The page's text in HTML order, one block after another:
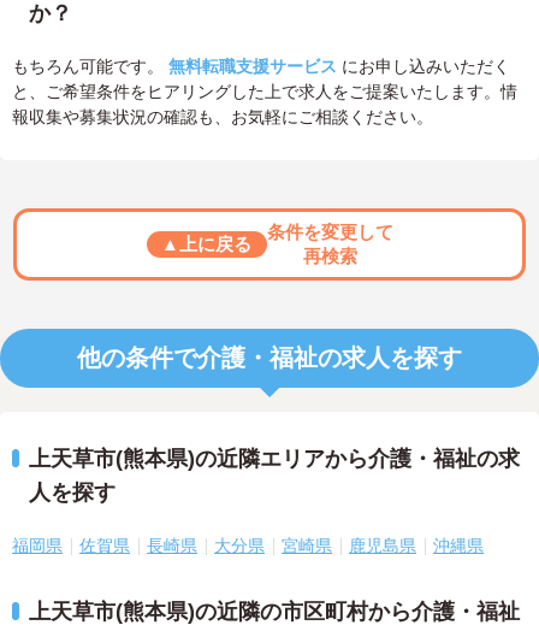
か？
もちろん可能です。 無料転職支援サービス にお申し込みいただく
と、ご希望条件をヒアリングした上で求人をご提案いたします。情
報収集や募集状況の確認も、お気軽にご相談ください。
▲上に戻る
条件を変更して
再検索
他の条件で介護・福祉の求人を探す
上天草市(熊本県)の近隣エリアから介護・福祉の求
人を探す
福岡県 佐賀県 長崎県 大分県 宮崎県 鹿児島県 沖縄県
上天草市(熊本県)の近隣の市区町村から介護・福祉